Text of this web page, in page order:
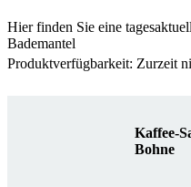
Hier finden Sie eine
Bademantel
Produktverfügbarkeit: Zurzeit
Kaffee-
Bohne